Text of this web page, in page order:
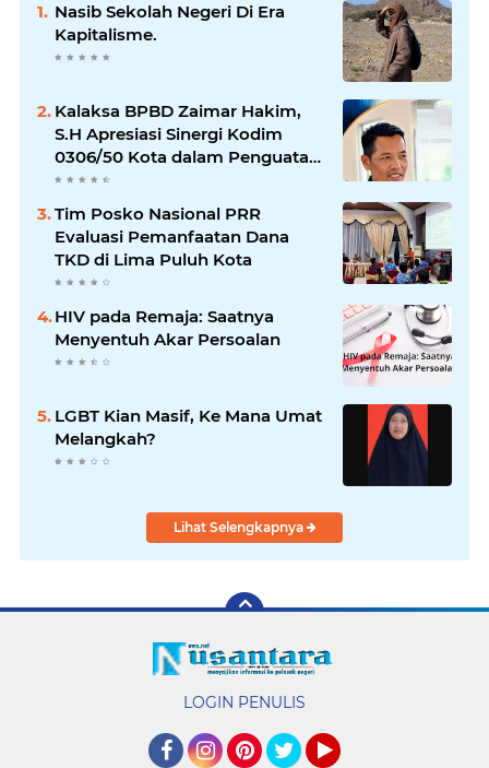
Nasib Sekolah Negeri Di Era
Kapitalisme.
Kalaksa BPBD Zaimar Hakim,
S.H Apresiasi Sinergi Kodim
0306/50 Kota dalam Penguatan
Mitigasi dan Penanganan
Bencana
Tim Posko Nasional PRR
Evaluasi Pemanfaatan Dana
TKD di Lima Puluh Kota
HIV pada Remaja: Saatnya
Menyentuh Akar Persoalan
LGBT Kian Masif, Ke Mana Umat
Melangkah?
Lihat Selengkapnya
LOGIN PENULIS